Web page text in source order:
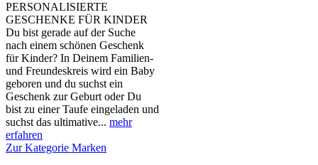
PERSONALISIERTE
GESCHENKE FÜR KINDER
Du bist gerade auf der Suche
nach einem schönen Geschenk
für Kinder? In Deinem Familien-
und Freundeskreis wird ein Baby
geboren und du suchst ein
Geschenk zur Geburt oder Du
bist zu einer Taufe eingeladen und
suchst das ultimative... mehr
erfahren
Zur Kategorie Marken